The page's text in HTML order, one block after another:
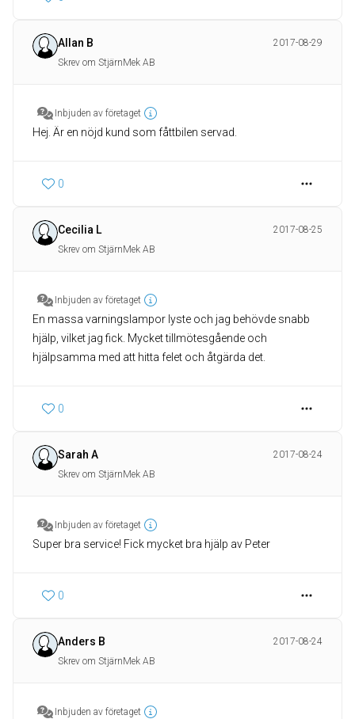
Allan B
2017-08-29
Skrev om StjärnMek AB
Inbjuden av företaget
Hej. Är en nöjd kund som fåttbilen servad.
0
Cecilia L
2017-08-25
Skrev om StjärnMek AB
Inbjuden av företaget
En massa varningslampor lyste och jag behövde snabb
hjälp, vilket jag fick. Mycket tillmötesgående och
hjälpsamma med att hitta felet och åtgärda det.
0
Sarah A
2017-08-24
Skrev om StjärnMek AB
Inbjuden av företaget
Super bra service! Fick mycket bra hjälp av Peter
0
Anders B
2017-08-24
Skrev om StjärnMek AB
Inbjuden av företaget